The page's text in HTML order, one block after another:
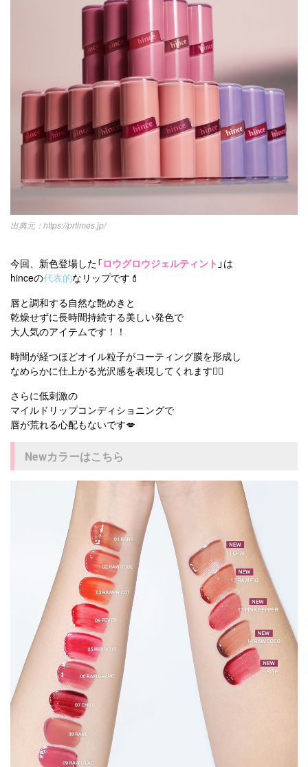
https://prtimes.jp/
今回、新色登場した「ロウグロウジェルティント 」は
hinceの代表的なリップです💄
唇と調和する自然な艶めきと
乾燥せずに長時間持続する美しい発色で
大人気のアイテムです！！
時間が経つほどオイル粒子がコーティング膜を形成し
なめらかに仕上がる光沢感を表現してくれます👆🏻
さらに低刺激の
マイルドリップコンディショニングで
唇が荒れる心配もないです💋
Newカラーはこちら